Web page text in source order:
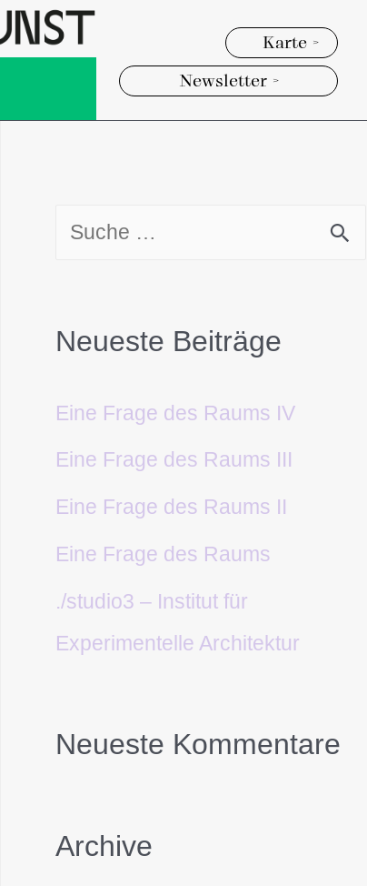
Karte >
Newsletter >
Neueste Beiträge
Eine Frage des Raums IV
Eine Frage des Raums III
Eine Frage des Raums II
Eine Frage des Raums
./studio3 – Institut für
Experimentelle Architektur
Neueste Kommentare
Archive